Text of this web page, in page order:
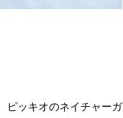
ピッキオのネイチャーガ